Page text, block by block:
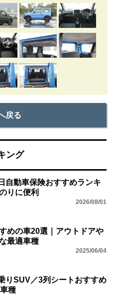
室 通常奥行き：270mm
自動車保険おすすめランキ
りに便利